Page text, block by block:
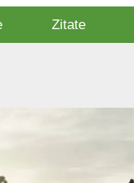
Zitate